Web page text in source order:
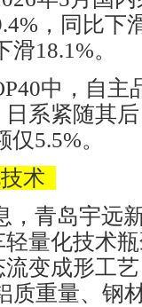
，同比下
18.1%。
中，自主
系紧随其
5.5%。
术
，青岛宇远
量化技术
变成形工
质重量、钢